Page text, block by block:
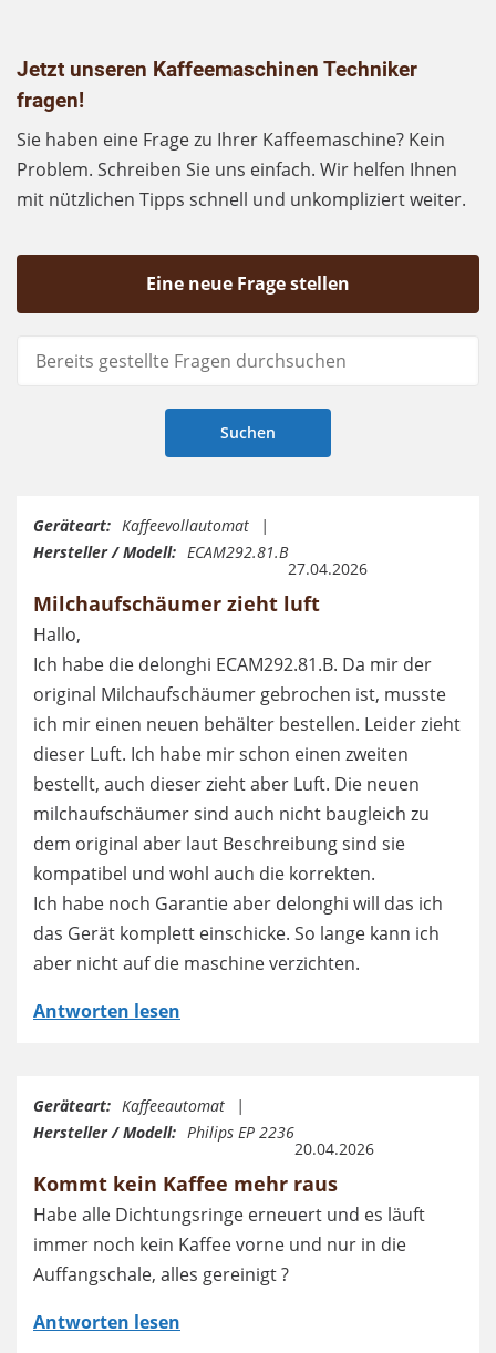
Jetzt unseren Kaffeemaschinen Techniker
fragen!
Sie haben eine Frage zu Ihrer Kaffeemaschine? Kein
Problem. Schreiben Sie uns einfach. Wir helfen Ihnen
mit nützlichen Tipps schnell und unkompliziert weiter.
Eine neue Frage stellen
Geräteart: Kaffeevollautomat
Hersteller / Modell: ECAM292.81.B
27.04.2026
Milchaufschäumer zieht luft
Hallo,
Ich habe die delonghi ECAM292.81.B. Da mir der
original Milchaufschäumer gebrochen ist, musste
ich mir einen neuen behälter bestellen. Leider zieht
dieser Luft. Ich habe mir schon einen zweiten
bestellt, auch dieser zieht aber Luft. Die neuen
milchaufschäumer sind auch nicht baugleich zu
dem original aber laut Beschreibung sind sie
kompatibel und wohl auch die korrekten.
Ich habe noch Garantie aber delonghi will das ich
das Gerät komplett einschicke. So lange kann ich
aber nicht auf die maschine verzichten.
Antworten lesen
Geräteart: Kaffeeautomat
Hersteller / Modell: Philips EP 2236
20.04.2026
Kommt kein Kaffee mehr raus
Habe alle Dichtungsringe erneuert und es läuft
immer noch kein Kaffee vorne und nur in die
Auffangschale, alles gereinigt ?
Antworten lesen